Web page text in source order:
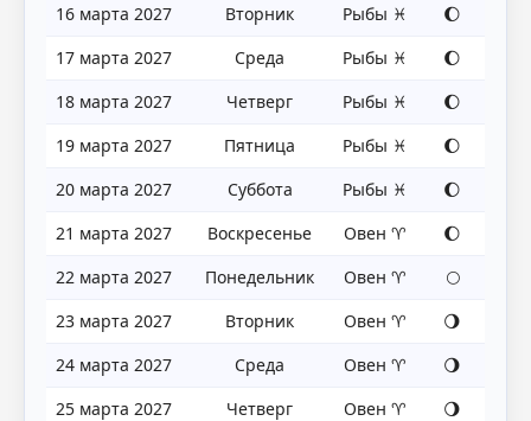
16 марта 2027
Вторник Рыбы ♓
🌔
17 марта 2027
Среда Рыбы ♓
🌔
18 марта 2027
Четверг Рыбы ♓
🌔
19 марта 2027
Пятница Рыбы ♓
🌔
20 марта 2027
Суббота Рыбы ♓
🌔
21 марта 2027
Воскресенье Овен ♈
🌔
22 марта 2027
Понедельник Овен ♈
🌕
23 марта 2027
Вторник Овен ♈
🌖
24 марта 2027
Среда Овен ♈
🌖
25 марта 2027
Четверг Овен ♈
🌖